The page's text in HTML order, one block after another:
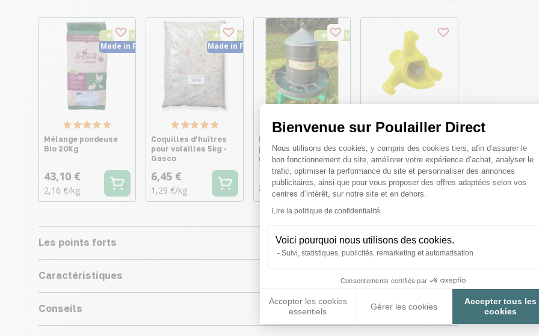
Bienvenue sur Poulailler Direct
Plateforme de Gestion du
Nous utilisons des cookies, y compris des cookies tiers, afin d’assurer le
bon fonctionnement du site, améliorer votre expérience d’achat, analyser le
trafic, optimiser la performance du site et personnaliser des annonces
publicitaires, ainsi que pour vous proposer des offres adaptées selon vos
centres d’intérêt, sur notre site et en dehors.
Lire la politique de confidentialité
Voici pourquoi nous utilisons des cookies.
Suivi, statistiques, publicités, remarketing et automatisation
Consentements certifiés par
Accepter les cookies
essentiels
Gérer les cookies
Accepter tous les
cookies
Axeptio consent
★ Top Vente
Made in France
Mélange pondeuse
Bio 20Kg
43,10 €
2,16 €/kg
★ Top Vente
Made in France
Coquilles d’huîtres
pour volailles 5kg -
Gasco
6,45 €
1,29 €/kg
★ Top Vente
Mangeoire volailles à
pieds en plastique
recyclé Eco 2Kg
8,70 €
pipette horizontale
Stilla - River Systems
Dès 2,32 €
Les points forts
Caractéristiques
Conseils